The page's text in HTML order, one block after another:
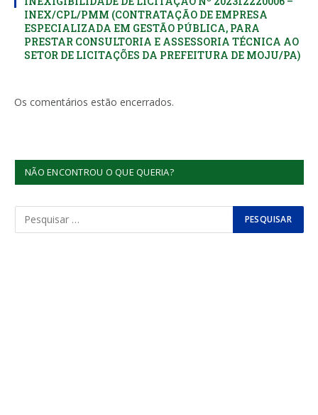
INEX/CPL/PMM (CONTRATAÇÃO DE EMPRESA
ESPECIALIZADA EM GESTÃO PÚBLICA, PARA
PRESTAR CONSULTORIA E ASSESSORIA TÉCNICA AO
SETOR DE LICITAÇÕES DA PREFEITURA DE MOJU/PA)
Os comentários estão encerrados.
NÃO ENCONTROU O QUE QUERIA?